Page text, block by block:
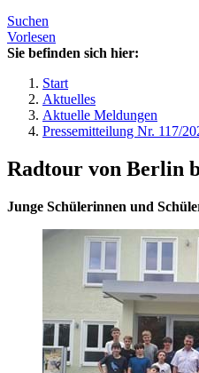
Suchen
Vorlesen
Sie befinden sich hier:
Start
Aktuelles
Aktuelle Meldungen
Pressemitteilung Nr. 117/
Radtour von Berlin
Junge Schülerinnen und